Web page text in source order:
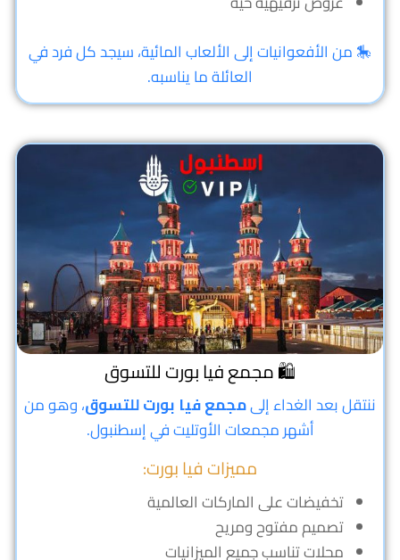
🎠 من الأفعوانيات إلى الألعاب المائية، سيجد كل فرد في
العائلة ما يناسبه.
🛍️ مجمع فيا بورت للتسوق
ننتقل بعد الغداء إلىمجمع فيا بورت للتسوق، وهو من
أشهر مجمعات الأوتليت في إسطنبول.
مميزات فيا بورت:
تخفيضات على الماركات العالمية
تصميم مفتوح ومريح
محلات تناسب جميع الميزانيات